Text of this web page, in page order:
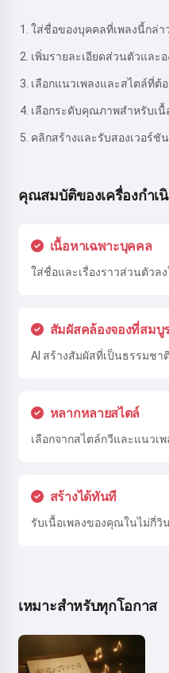
ใส่ชื่อของบุคคลที่เพลงนี้กล่า
เพิ่มรายละเอียดส่วนตัวและ
เลือกแนวเพลงและสไตล์ที่ต้อ
เลือกระดับคุณภาพสำหรับเ
คลิกสร้างและรับสองเวอร์ชั
คุณสมบัติของเครื่องกำเนิ
เนื้อหาเฉพาะบุคคล
ใส่ชื่อและเรื่องราวส่วนตัวล
สัมผัสคล้องจองที่สม
AI สร้างสัมผัสที่เป็นธรรมชา
หลากหลายสไตล์
เลือกจากสไตล์กวีและแนวเ
สร้างได้ทันที
รับเนื้อเพลงของคุณในไม่กี่วิ
เหมาะสำหรับทุกโอกาส